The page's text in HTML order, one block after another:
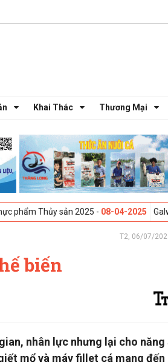
Khai Thác Thương Mại
2025 -08-04-2025 Galway, Ireland -
T2, 06/07/
biến
nhân lực nhưng lại cho năng
mổ và máy fillet cá mang đến